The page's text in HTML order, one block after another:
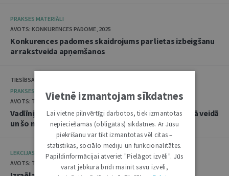
PRAKSES MATERIĀLI
AVOTS: KONKURENCES PADOME, 2025
Konkurences padomes skaidrojums par lietas izbeigšanu
ar rakstveida apņemšanos
TIESĪBSARGA BIROJS, DATU VALSTS INSPEKCIJA
PRAKSES MATERIĀLI
AVOTS: TIESĪBSARGA BIROJS, 2025
Vadlīnijas "Amatpersonu datu apstrāde audiovizuālā veidā
un šo materiālu publicēšana"
LEKCIJAS
AVOTS: TIESLIETU AKADĒMIJA, 2025
Vietnē izmantojam sīkdatnes
Lai vietne pilnvērtīgi darbotos, tiek izmantotas
nepieciešamās (obligātās) sīkdatnes. Ar Jūsu
piekrišanu var tikt izmantotas vēl citas –
statistikas, sociālo mediju un funkcionalitātes.
Papildinformācijai atveriet "Pielāgot izvēli". Jūs
varat jebkurā brīdī mainīt savu izvēli,